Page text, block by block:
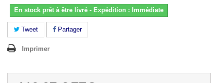
En stock prêt à être livré - Expédition : Immédiate
Tweet Partager
Imprimer